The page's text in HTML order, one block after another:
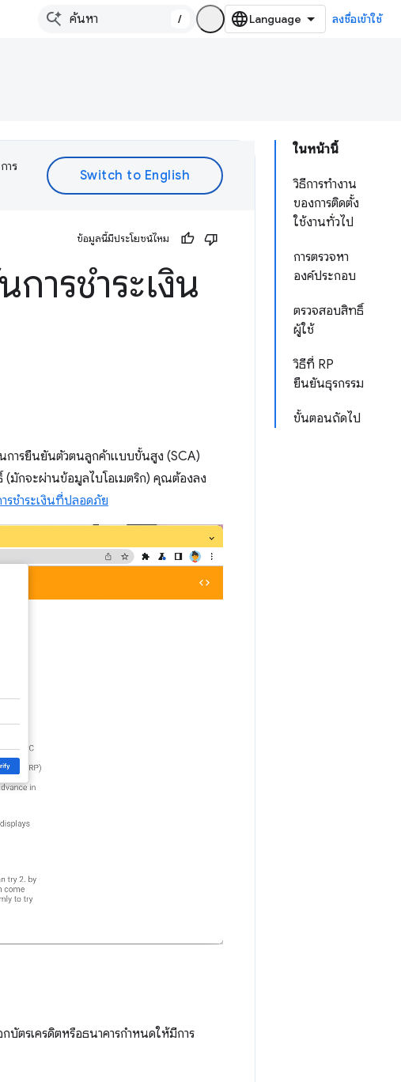
/ ลงชื่อเข้าใช้
ในหน้านี้
วิธีการทํางาน
ของการติดตั้ง
ใช้งานทั่วไป
การตรวจหา
องค์ประกอบ
ตรวจสอบสิทธิ์
ผู้ใช้
วิธีที่ RP
ยืนยันธุรกรรม
ขั้นตอนถัดไป
าร
ข้อมูลนี้มีประโยชน์ไหม
ารชำระเงิน
การยืนยันตัวตนลูกค้าแบบขั้นสูง (SCA)
(มักจะผ่านข้อมูลไบโอเมตริก) คุณต้องลง
รชำระเงินที่ปลอดภัย
ตรเครดิตหรือธนาคารกำหนดให้มีการ